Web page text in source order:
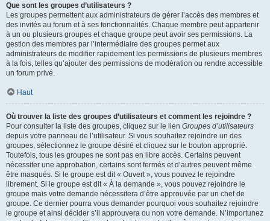
Que sont les groupes d’utilisateurs ?
Les groupes permettent aux administrateurs de gérer l’accès des membres et
des invités au forum et à ses fonctionnalités. Chaque membre peut appartenir
à un ou plusieurs groupes et chaque groupe peut avoir ses permissions. La
gestion des membres par l’intermédiaire des groupes permet aux
administrateurs de modifier rapidement les permissions de plusieurs membres
à la fois, telles qu’ajouter des permissions de modération ou rendre accessible
un forum privé.
Haut
Où trouver la liste des groupes d’utilisateurs et comment les rejoindre ?
Pour consulter la liste des groupes, cliquez sur le lien Groupes d’utilisateurs
depuis votre panneau de l’utilisateur. Si vous souhaitez rejoindre un des
groupes, sélectionnez le groupe désiré et cliquez sur le bouton approprié.
Toutefois, tous les groupes ne sont pas en libre accès. Certains peuvent
nécessiter une approbation, certains sont fermés et d’autres peuvent même
être masqués. Si le groupe est dit « Ouvert », vous pouvez le rejoindre
librement. Si le groupe est dit « À la demande », vous pouvez rejoindre le
groupe mais votre demande nécessitera d’être approuvée par un chef de
groupe. Ce dernier pourra vous demander pourquoi vous souhaitez rejoindre
le groupe et ainsi décider s’il approuvera ou non votre demande. N’importunez